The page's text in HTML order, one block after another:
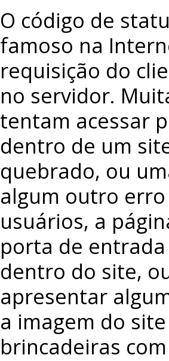
O código de
famoso na
requisição do
no servidor.
tentam acessar
dentro de um
quebrado, ou
algum outro
usuários, a
porta de
dentro do site,
apresentar
a imagem do
brincadeiras